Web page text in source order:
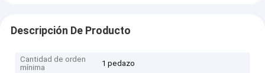
Descripción De Producto
Cantidad de orden
mínima
1 pedazo